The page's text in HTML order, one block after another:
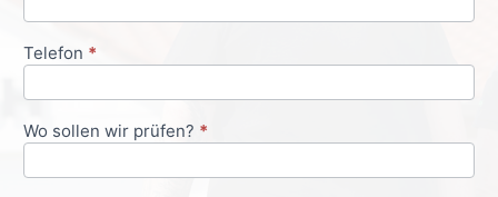
Telefon *
Wo sollen wir prüfen? *